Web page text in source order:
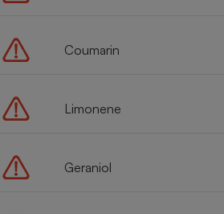
Coumarin
Limonene
Geraniol